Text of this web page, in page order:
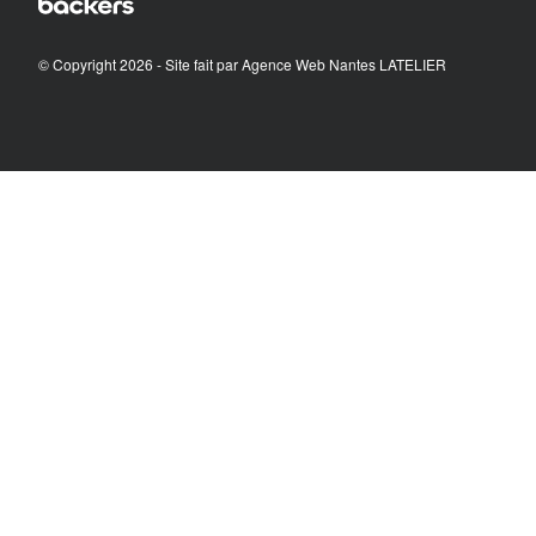
© Copyright 2026 - Site fait parAgence Web Nantes LATELIER